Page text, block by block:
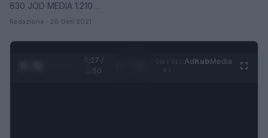
630 JOD MEDIA 1.210…
Redazione · 26 Gen 2021
0:27 /
1:50
AdhubMedia